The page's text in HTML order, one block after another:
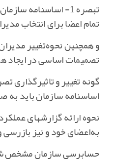
تبصره 1- اساسنامه
تمام اعضا برای انتخاب
و همچنین نحوه‌تغییر
تصمیمات اساسی در ایجاد
اساسنامه سازمان باید به
نحوه ارائه گزارشهای
به‌اعضای خود و نیز بازرسی
حسابرسی سازمان مشخص